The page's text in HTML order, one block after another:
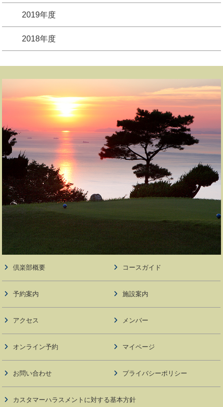
2019年度
2018年度
倶楽部概要 コースガイド
予約案内 施設案内
アクセス メンバー
オンライン予約 マイページ
お問い合わせ プライバシーポリシー
カスタマーハラスメントに対する基本方針